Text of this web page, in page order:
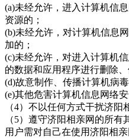
(a)未经允许，进入计算机信
资源的；
(b)未经允许，对计算机信息
加的；
(c)未经允许，对进入计算机
的数据和应用程序进行删除、
(d)故意制作、传播计算机病
(e)其他危害计算机信息网络安
（4）不以任何方式干扰济阳
（5）遵守济阳相亲网 的所有
用户需对自己在使用济阳相